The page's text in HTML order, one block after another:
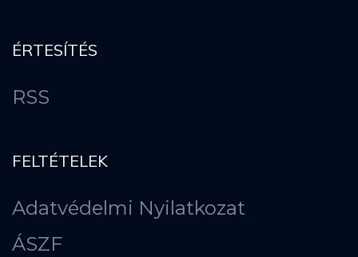
ÉRTESÍTÉS
RSS
FELTÉTELEK
Adatvédelmi Nyilatkozat
ÁSZF